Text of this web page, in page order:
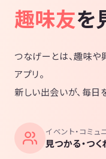
趣味友を
つなげーとは、趣味や
アプリ。
新しい出会いが、毎日
イベント・コミュ
見つかる・つく